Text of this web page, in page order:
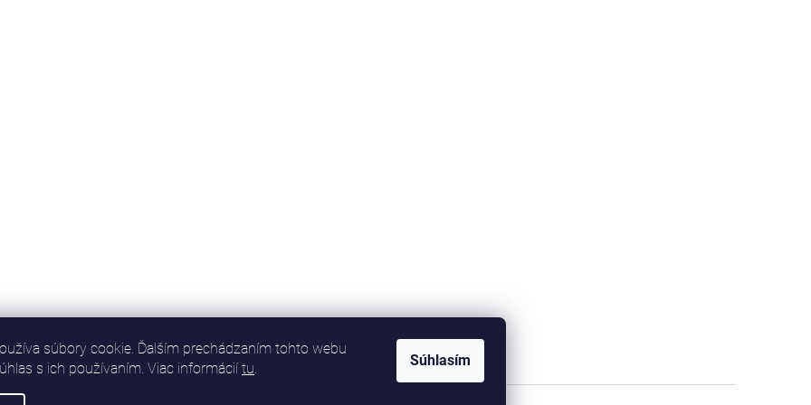
súbory cookie. Ďalším prechádzaním tohto webu
s ich používaním. Viac informácií tu. Súhlasím